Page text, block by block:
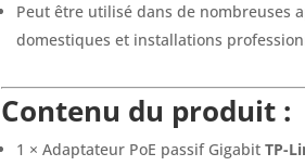
Peut être utilisé dans de nombreuses
domestiques et installations
Contenu du produit :
1 × Adaptateur PoE passif GigabitTP-